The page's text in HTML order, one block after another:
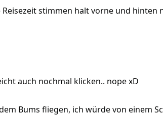
stimmen halt vorne und hinten
auch nochmal klicken.. nope xD
Bums fliegen, ich würde von einem